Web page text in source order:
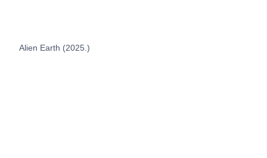
Alien Earth (2025.)